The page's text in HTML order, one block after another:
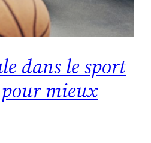
dans le sport
mieux